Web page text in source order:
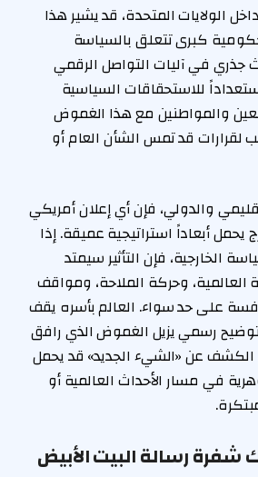
الولايات المتحدة، قد يشير هذا
كبرى تتعلق بالسياسة
جذري في آليات التواصل الرقمي
للاستحقاقات السياسية
والمواطنين مع هذا الغموض
لقرارات قد تمس الشأن العام أو
والدولي، فإن أي إعلان أمريكي
أبعاداً استراتيجية عميقة. إذا
الخارجية، فإن التأثير سيمتد
وحركة الملاحة، ومواقف
على حد سواء. العالم بأسره يقف
رسمي يزيل الغموض الذي رافق
الكشف عن «الشيء الجديد» قد يحمل
في مسار الأحداث العالمية أو
رسالة البيت الأبيض